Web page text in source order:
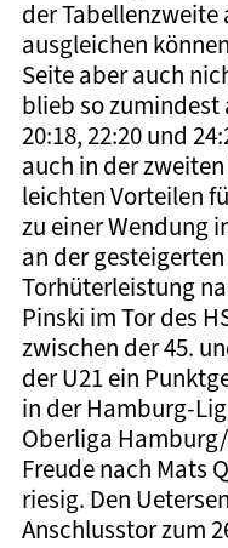
der
ausgleichen
Seite aber auch
blieb so zumindest
20:18, 22:20 und
auch in der
leichten Vorteilen
zu einer Wendung
an der
Torhüterleistung
Pinski im Tor des
zwischen der 45.
der U21 ein
in der Hamburg-
Oberliga
Freude nach Mats
riesig. Den
Anschlusstor zum